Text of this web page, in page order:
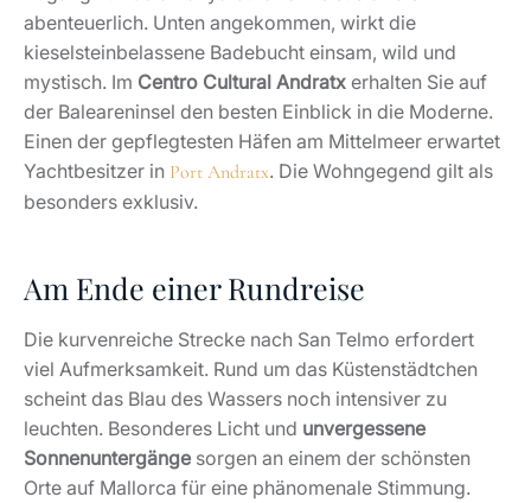
abenteuerlich. Unten angekommen, wirkt die
kieselsteinbelassene Badebucht einsam, wild und
mystisch. Im Centro Cultural Andratx erhalten Sie auf
der Baleareninsel den besten Einblick in die Moderne.
Einen der gepflegtesten Häfen am Mittelmeer erwartet
Yachtbesitzer in Port Andratx. Die Wohngegend gilt als
besonders exklusiv.
Am Ende einer Rundreise
Die kurvenreiche Strecke nach San Telmo erfordert
viel Aufmerksamkeit. Rund um das Küstenstädtchen
scheint das Blau des Wassers noch intensiver zu
leuchten. Besonderes Licht und unvergessene
Sonnenuntergänge sorgen an einem der schönsten
Orte auf Mallorca für eine phänomenale Stimmung.